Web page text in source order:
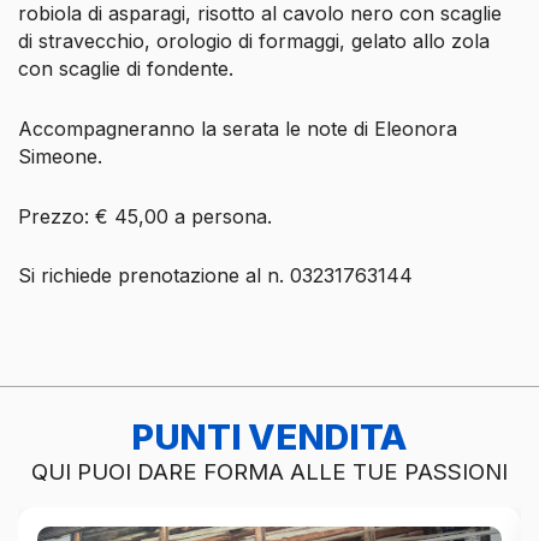
robiola di asparagi, risotto al cavolo nero con scaglie
di stravecchio, orologio di formaggi, gelato allo zola
con scaglie di fondente.
Accompagneranno la serata le note di Eleonora
Simeone.
Prezzo: € 45,00 a persona.
Si richiede prenotazione al n. 03231763144
PUNTI VENDITA
QUI PUOI DARE FORMA ALLE TUE PASSIONI